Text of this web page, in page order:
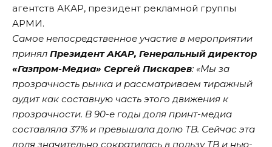
агентств АКАР, президент рекламной группы
АРМИ.
Самое непосредственное участие в мероприятии
принял Президент АКАР, Генеральный директор
«Газпром-Медиа» Сергей Пискарев: «Мы за
прозрачность рынка и рассматриваем тиражный
аудит как составную часть этого движения к
прозрачности. В 90-е годы доля принт-медиа
составляла 37% и превышала долю ТВ. Сейчас эта
доля значительно сократилась в пользу ТВ и нью-